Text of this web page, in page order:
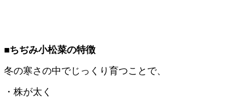
■ちぢみ小松菜の特徴
冬の寒さの中でじっくり育つことで、
・株が太く